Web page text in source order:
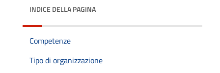
INDICE DELLA PAGINA
Competenze
Tipo di organizzazione